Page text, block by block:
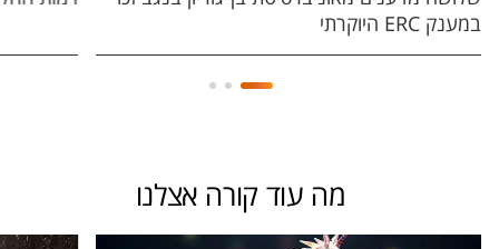
במענק ERC היוקרתי
מה עוד קורה אצלנו